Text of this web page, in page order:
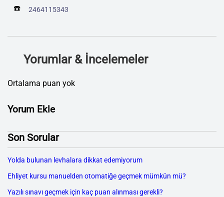
☎️ 2464115343
Yorumlar & İncelemeler
Ortalama puan yok
Yorum Ekle
Son Sorular
Yolda bulunan levhalara dikkat edemiyorum
Ehliyet kursu manuelden otomatiğe geçmek mümkün mü?
Yazılı sınavı geçmek için kaç puan alınması gerekli?